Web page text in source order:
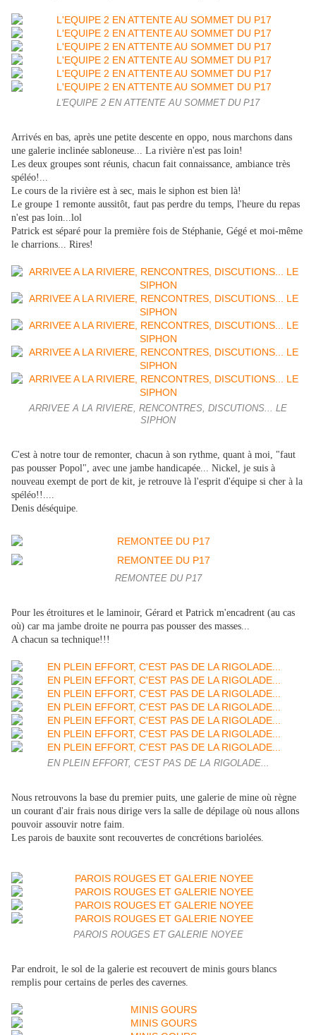
L'EQUIPE 2 EN ATTENTE AU SOMMET DU P17
Arrivés en bas, après une petite descente en oppo, nous marchons dans
une galerie inclinée sabloneuse... La rivière n'est pas loin!
Les deux groupes sont réunis, chacun fait connaissance, ambiance très
spéléo!...
Le cours de la rivière est à sec, mais le siphon est bien là!
Le groupe 1 remonte aussitôt, faut pas perdre du temps, l'heure du repas
n'est pas loin...lol
Patrick est séparé pour la première fois de Stéphanie, Gégé et moi-même
le charrions... Rires!
ARRIVEE A LA RIVIERE, RENCONTRES, DISCUTIONS... LE
SIPHON
C'est à notre tour de remonter, chacun à son rythme, quant à moi, "faut
pas pousser Popol", avec une jambe handicapée... Nickel, je suis à
nouveau exempt de port de kit, je retrouve là l'esprit d'équipe si cher à la
spéléo!!....
Denis déséquipe.
REMONTEE DU P17
Pour les étroitures et le laminoir, Gérard et Patrick m'encadrent (au cas
où) car ma jambe droite ne pourra pas pousser des masses...
A chacun sa technique!!!
EN PLEIN EFFORT, C'EST PAS DE LA RIGOLADE...
Nous retrouvons la base du premier puits, une galerie de mine où règne
un courant d'air frais nous dirige vers la salle de dépilage où nous allons
pouvoir assouvir notre faim.
Les parois de bauxite sont recouvertes de concrétions bariolées.
PAROIS ROUGES ET GALERIE NOYEE
Par endroit, le sol de la galerie est recouvert de minis gours blancs
remplis pour certains de perles des cavernes.